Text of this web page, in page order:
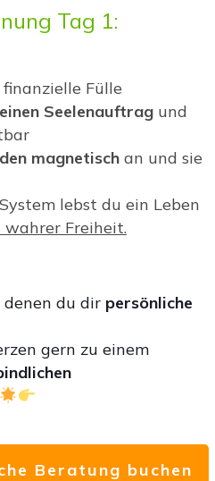
Tag 1:
Fülle
Seelenauftrag und
magnetisch an und sie
lebst du ein Leben
wahrer Freiheit.
denen du dir persönliche
gern zu einem
Beratung buchen